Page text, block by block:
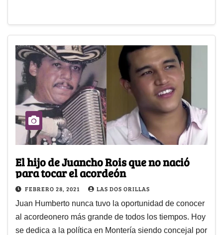
El hijo de Juancho Rois que no nació
para tocar el acordeón
FEBRERO 28, 2021 LAS DOS ORILLAS
Juan Humberto nunca tuvo la oportunidad de conocer
al acordeonero más grande de todos los tiempos. Hoy
se dedica a la política en Montería siendo concejal por